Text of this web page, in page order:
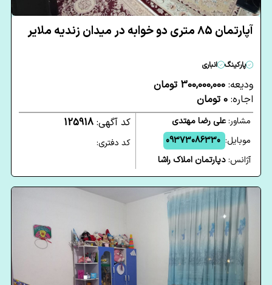
آپارتمان 85 متری دو خوابه در میدان زندیه ملایر
پارکینگ انباری
ودیعه: 300,000,000 تومان
اجاره: 0 تومان
مشاور:علی رضا مهتدی
موبایل: 09373086330
آژانس:دپارتمان املاک راشا
کد آگهی: 125918
کد دفتری: